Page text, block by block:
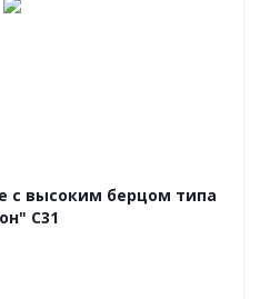
с высоким берцом типа
С31